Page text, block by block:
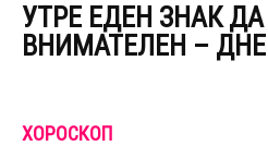
УТРЕ ЕДЕН ЗНАК
ВНИМАТЕЛЕН –
ХОРОСКОП